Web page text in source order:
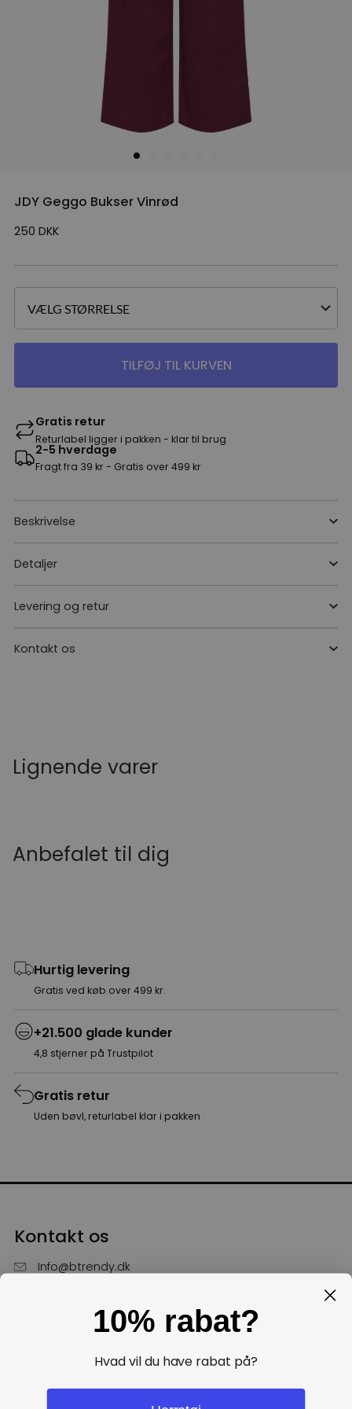
JDY Geggo Bukser Vinrød
250 DKK
TILFØJ TIL KURVEN
Gratis retur
Returlabel ligger i pakken - klar til brug
2-5 hverdage
Fragt fra 39 kr - Gratis over 499 kr
Beskrivelse
Detaljer
Levering og retur
Kontakt os
Lignende varer
Anbefalet til dig
Hurtig levering
Gratis ved køb over 499 kr.
+21.500 glade kunder
4,8 stjerner på Trustpilot
Gratis retur
Uden bøvl, returlabel klar i pakken
Kontakt os
Info@btrendy.dk
Hverdage fra kl. 10 - 16
10% rabat?
Hvad vil du have rabat på?